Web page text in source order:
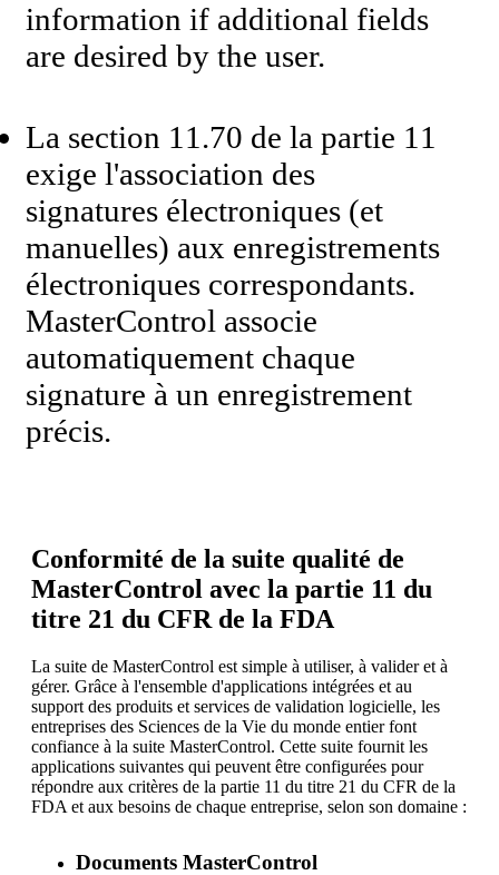
information if additional fields
are desired by the user.
La section 11.70 de la partie 11
exige l'association des
signatures électroniques (et
manuelles) aux enregistrements
électroniques correspondants.
MasterControl associe
automatiquement chaque
signature à un enregistrement
précis.
Conformité de la suite qualité de
MasterControl avec la partie 11 du
titre 21 du CFR de la FDA
La suite de MasterControl est simple à utiliser, à valider et à
gérer. Grâce à l'ensemble d'applications intégrées et au
support des produits et services de validation logicielle, les
entreprises des Sciences de la Vie du monde entier font
confiance à la suite MasterControl. Cette suite fournit les
applications suivantes qui peuvent être configurées pour
répondre aux critères de la partie 11 du titre 21 du CFR de la
FDA et aux besoins de chaque entreprise, selon son domaine :
Documents MasterControl